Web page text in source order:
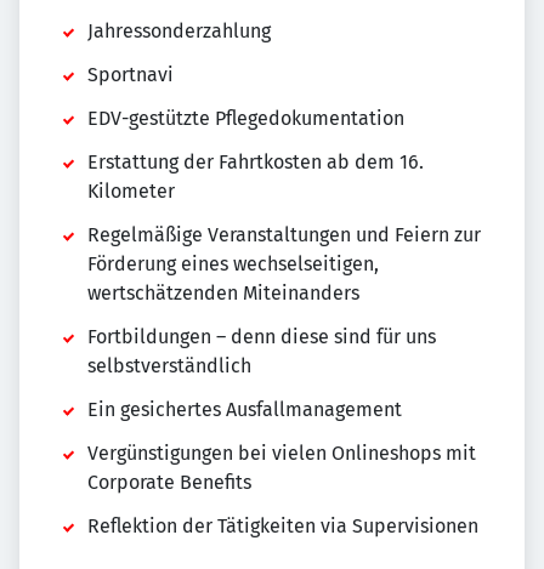
Jahressonderzahlung
Sportnavi
EDV-gestützte Pflegedokumentation
Erstattung der Fahrtkosten ab dem 16.
Kilometer
Regelmäßige Veranstaltungen und Feiern zur
Förderung eines wechselseitigen,
wertschätzenden Miteinanders
Fortbildungen – denn diese sind für uns
selbstverständlich
Ein gesichertes Ausfallmanagement
Vergünstigungen bei vielen Onlineshops mit
Corporate Benefits
Reflektion der Tätigkeiten via Supervisionen